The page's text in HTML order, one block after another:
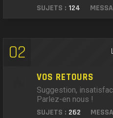
SUJETS : 124
02
VOS RETOURS
Suggestion,
Parlez-en nous !
SUJETS : 262